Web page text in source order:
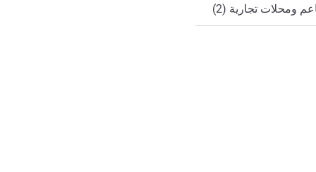
ومحلات تجارية (2)